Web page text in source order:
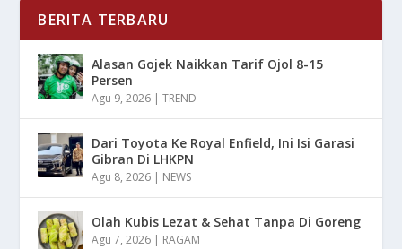
BERITA TERBARU
Alasan Gojek Naikkan Tarif Ojol 8-15
Persen
Agu 9, 2026 |TREND
Dari Toyota Ke Royal Enfield, Ini Isi Garasi
Gibran Di LHKPN
Agu 8, 2026 | NEWS
Olah Kubis Lezat & Sehat Tanpa Di Goreng
Agu 7, 2026 | RAGAM